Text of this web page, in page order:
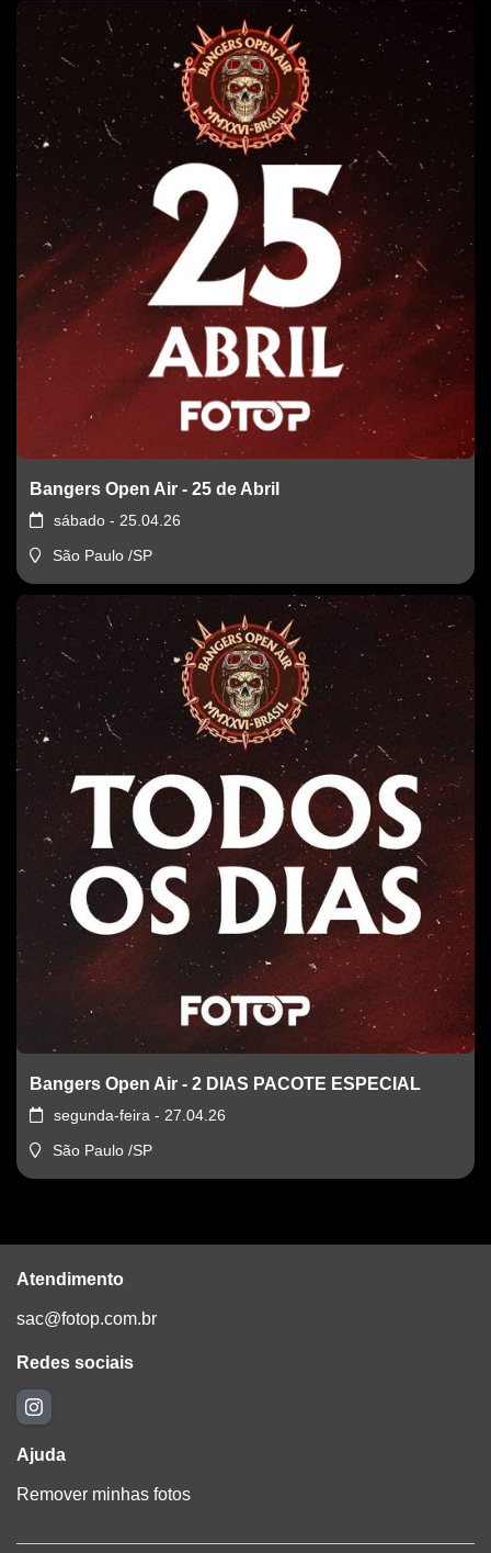
Bangers Open Air - 25 de Abril
sábado - 25.04.26
São Paulo /SP
Bangers Open Air - 2 DIAS PACOTE ESPECIAL
segunda-feira - 27.04.26
São Paulo /SP
Atendimento
sac@fotop.com.br
Redes sociais
Ajuda
Remover minhas fotos